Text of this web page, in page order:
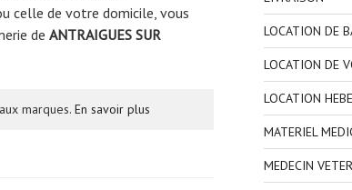
celle de votre domicile, vous
de ANTRAIGUES SUR
marques. En savoir plus
LOCATION DE
LOCATION DE
LOCATION
MATERIEL
MEDECIN